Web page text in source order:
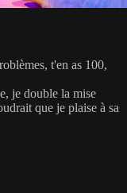
t'en as 100,
je double la mise
que je plaise à sa